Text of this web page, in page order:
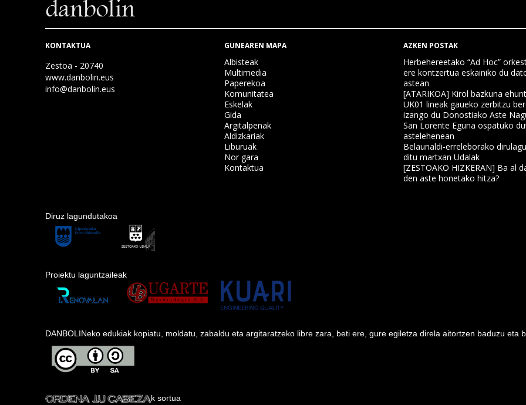
KONTAKTUA
Zestoa - 20740
www.danbolin.eus
info@danbolin.eus
GUNEAREN MAPA
Albisteak
Multimedia
Paperekoa
Komunitatea
Eskelak
Gida
Argitalpenak
Aldizkariak
Liburuak
Nor gara
Kontaktua
AZKEN POSTAK
Herbehereetako “Ad Hoc”
ere kontzertua eskainiko du
astean
[ATARIKOA] Kirol bazkuna
UK01 lineak gaueko zerbitzu
izango du Donostiako Aste
San Lorente Eguna ospatuko
astelehenean
Belaunaldi-erreleborako
ditu martxan Udalak
[ZESTOAKO HIZKERAN] Ba al
den aste honetako hitza?
Diruz lagundutakoa
Proiektu laguntzaileak
DANBOLINeko edukiak kopiatu, moldatu, zabaldu eta argitaratzeko libre zara, beti ere, gure egiletza direla aitortzen baduzu eta
k sortua